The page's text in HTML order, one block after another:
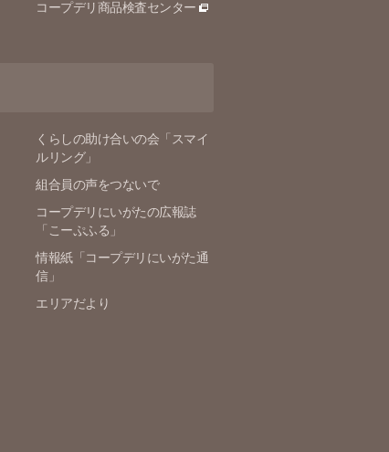
コープデリ商品検査センター
くらしの助け合いの会「スマイ
ルリング」
組合員の声をつないで
コープデリにいがたの広報誌
「こーぷふる」
情報紙「コープデリにいがた通
信」
エリアだより